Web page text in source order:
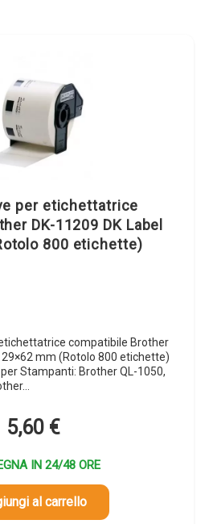
per etichettatrice
DK-11209 DK Label
800 etichette)
compatibile Brother
29×62 mm (Rotolo 800 etichette)
Stampanti: Brother QL-1050,
5,60 €
IN 24/48 ORE
al carrello